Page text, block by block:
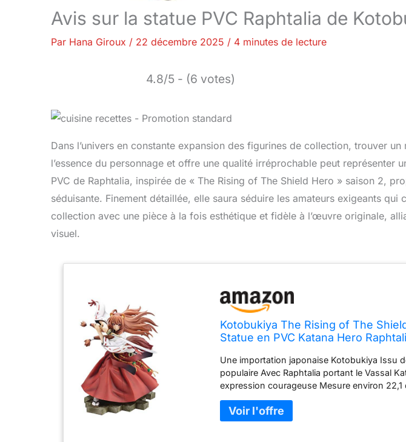
Avis sur la statue PVC Raphtalia de
Par Hana Giroux / 22 décembre 2025 / 4 minutes de lecture
4.8/5 - (6 votes)
Dans l’univers en constante expansion des figurines de collection, trouver
l’essence du personnage et offre une qualité irréprochable peut représenter
PVC de Raphtalia, inspirée de « The Rising of The Shield Hero » saison 2,
séduisante. Finement détaillée, elle saura séduire les amateurs exigeants qui
collection avec une pièce à la fois esthétique et fidèle à l’œuvre originale,
visuel.
Kotobukiya The Rising of The
Statue en PVC Katana Hero
Une importation japonaise Kotobukiya Issu
populaire Avec Raphtalia portant le Vassal
expression courageuse Mesure environ 22,1